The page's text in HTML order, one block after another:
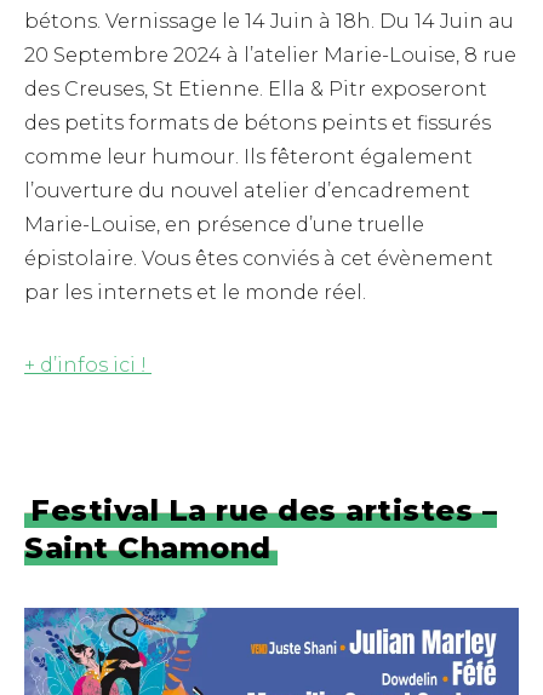
bétons. Vernissage le 14 Juin à 18h. Du 14 Juin au
20 Septembre 2024 à l’atelier Marie-Louise, 8 rue
des Creuses, St Etienne. Ella & Pitr exposeront
des petits formats de bétons peints et fissurés
comme leur humour. Ils fêteront également
l’ouverture du nouvel atelier d’encadrement
Marie-Louise, en présence d’une truelle
épistolaire. Vous êtes conviés à cet évènement
par les internets et le monde réel.
+ d’infos ici !
Festival La rue des artistes –
Saint Chamond